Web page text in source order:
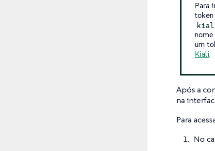
Para
token
um
Kiali.
Após a
na
Para
No